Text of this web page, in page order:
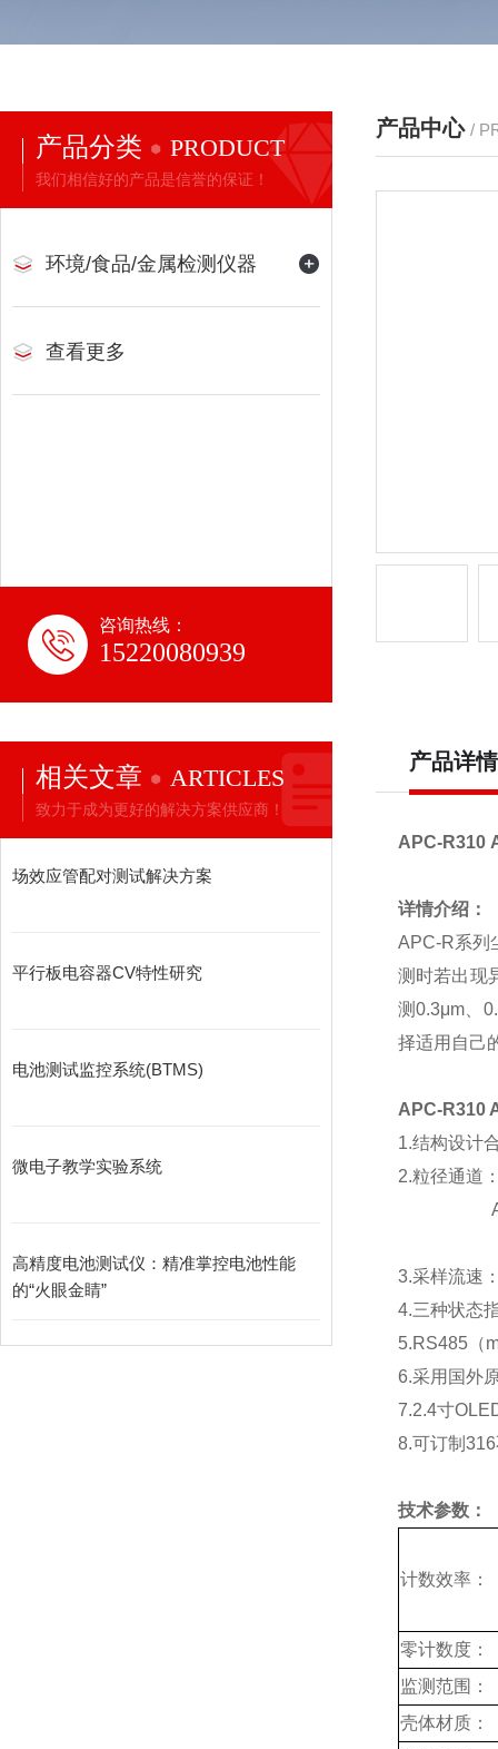
产品分类 PRODUCT
我们相信好的产品是信誉的保证！
环境/食品/金属检测仪器
查看更多
咨询热线：
15220080939
相关文章 ARTICLES
致力于成为更好的解决方案供应商！
场效应管配对测试解决方案
平行板电容器CV特性研究
电池测试监控系统(BTMS)
微电子教学实验系统
高精度电池测试仪：精准掌控电池性能
的“火眼金睛”
产品中心 /
产品详情
APC-R310
详情介绍：
APC-R系列
测时若出现
测0.3μm
择适用自己
APC-R310
1.结构设计
2.粒径通道
3.采样流速
4.三种状态
5.RS485 （
6.采用国外
7.2.4寸
8.可订制 316
技术参数：
计数效率：
零计数度：
监测范围：
壳体材质：